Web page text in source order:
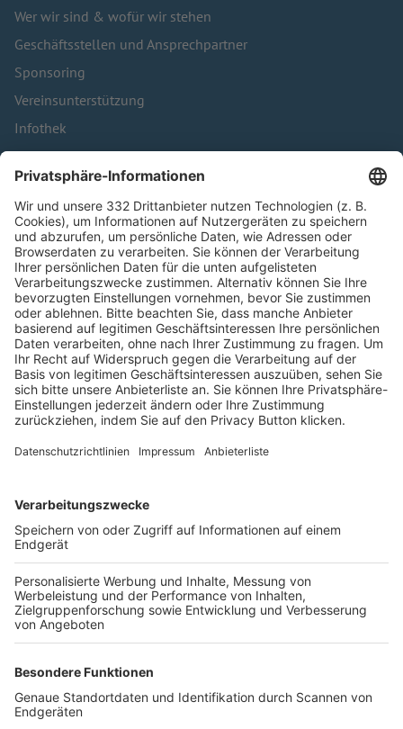
Wer wir sind & wofür wir stehen
Geschäftsstellen und Ansprechpartner
Sponsoring
Vereinsunterstützung
Infothek
Kontakt
HÄUFIG BESUCHTE SEITEN
Pässe und Vereinswechsel
Trainerausbildung
Schulungsangebot Vereinsmitarbeiter
BFV-Geschäftsstellen
Trainerbörse
Login SpielPlus
FOLGE DEM BFV
TOP-VEREINE
TOP-PARTNER